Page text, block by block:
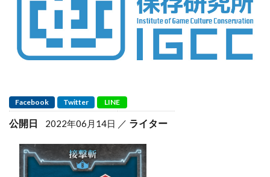
Facebook Twitter LINE
公開日 2022年06月14日 ライター